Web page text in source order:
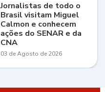
Jornalistas de todo o
Brasil visitam Miguel
Calmon e conhecem
ações do SENAR e da
CNA
03 de Agosto de 2026